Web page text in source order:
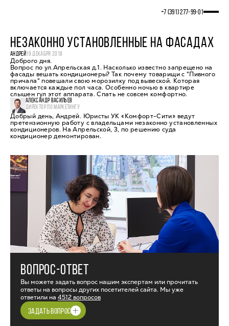
+7 (391) 277‒99‒01
НЕЗАКОННО УСТАНОВЛЕННЫЕ НА ФАСАДАХ
АНДРЕЙ19 ДЕКАБРЯ 2018
Доброго дня.
Вопрос по ул.Апрельская д.1. Насколько известно запрещено на
фасады вешать кондиционеры? Так почему товарищи с "Пивного
причала" повешали свою морозилку под вывеской. Которая
включается каждые пол часа. Особенно ночью в квартире
слышен гул этот аппарата. Спать не совсем комфортно.
АЛЕКСАНДР ВАСИЛЬЕВ
ДИРЕКТОР ПО МАРКЕТИНГУ
Добрый день, Андрей. Юристы УК «Комфорт-Сити» ведут
претензионную работу с владельцами незаконно установленных
кондиционеров. На Апрельской, 3, по решению суда
кондиционер демонтирован.
ВОПРОС-ОТВЕТ
Вы можете задать вопрос нашим экспертам или прочитать
ответы на вопросы других посетителей сайта. Мы уже
ответили на 4512 вопросов
ЗАДАТЬ ВОПРОС